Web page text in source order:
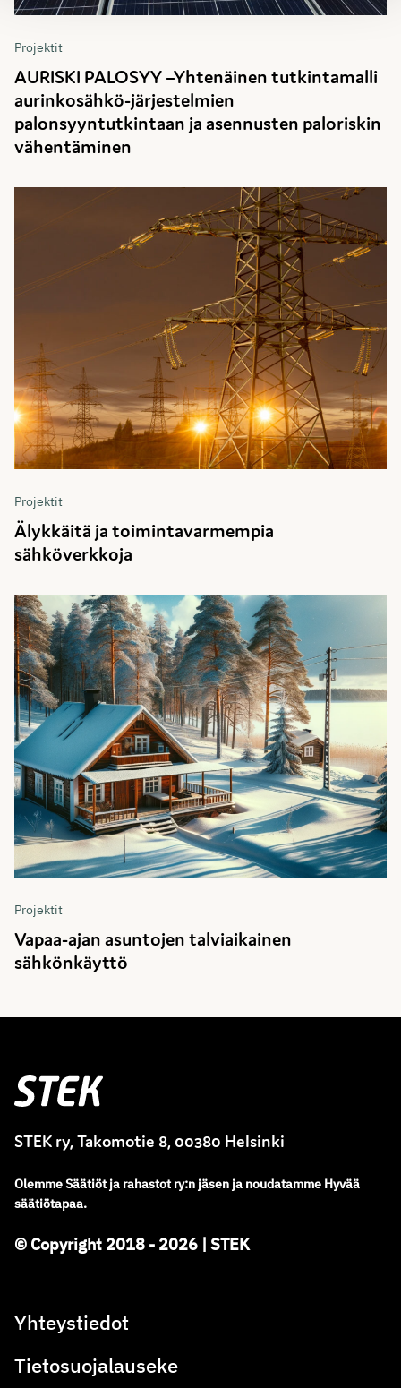
Projektit
AURISKI PALOSYY –Yhtenäinen tutkintamalli
aurinkosähkö-järjestelmien
palonsyyntutkintaan ja asennusten paloriskin
vähentäminen
Projektit
Älykkäitä ja toimintavarmempia
sähköverkkoja
Projektit
Vapaa-ajan asuntojen talviaikainen
sähkönkäyttö
Stek
STEK ry, Takomotie 8, 00380 Helsinki
OlemmeSäätiöt ja rahastot ry:n jäsen ja noudatamme Hyvää
säätiötapaa.
© Copyright 2018 - 2026 | STEK
Yhteystiedot
Tietosuojalauseke